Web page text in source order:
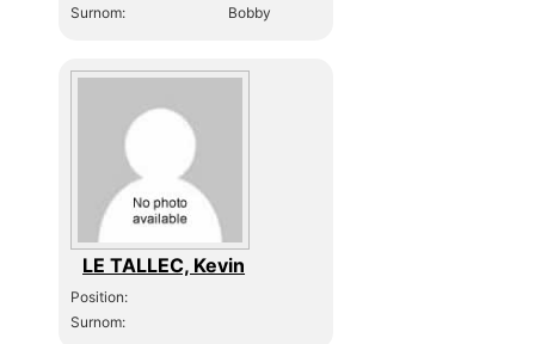
Surnom:
Bobby
LE TALLEC, Kevin
Position:
Surnom: